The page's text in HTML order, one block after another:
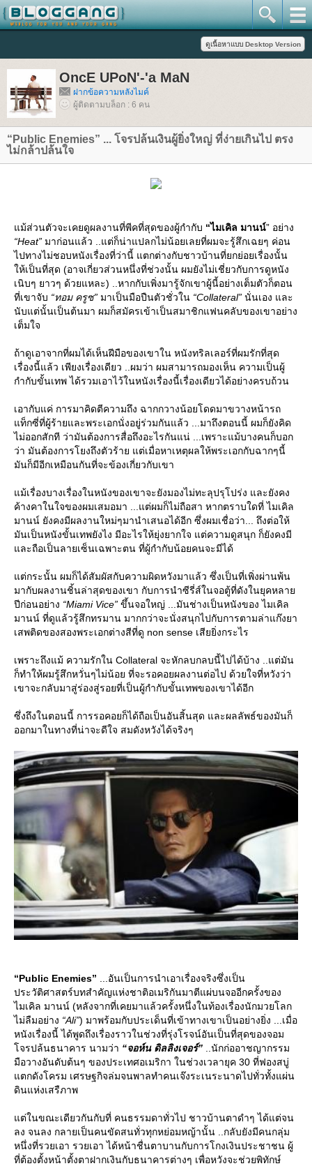
OncE UPoN'-'a MaN
ฝากข้อความหลังไมค์
ผู้ติดตามบล็อก : 6 คน
“Public Enemies” ... โจรปล้นเงินผู้ยิ่งใหญ่ ที่ง่ายเกินไป ตรง
ไม่กล้าปล้นใจ
ม้ส่วนตัวจะเคยดูผลงานที่พีคที่สุดของผู้กำกับ “ไมเคิล มานน์” อย่าง
“Heat” มาก่อนแล้ว ..แต่ก็น่าแปลกไม่น้อยเลยที่ผมจะรู้สึกเฉยๆ ค่อน
ไปทางไม่ชอบหนังเรื่องที่ว่านี้ แตกต่างกับชาวบ้านที่ยกย่อยเรื่องนั้น
ห้เป็นที่สุด (อาจเกี่ยวส่วนหนึ่งที่ช่วงนั้น ผมยังไม่เชี่ยวกับการดูหนัง
เนิบๆ ยาวๆ ด้วยแหละ) ..หากกับเพิ่งมารู้จักเขาผู้นี้อย่างเต็มตัวก็ตอน
ที่เขาจับ “ทอม ครูซ” มาเป็นมือปืนตัวชั่วใน “Collateral” นั่นเอง และ
นับแต่นั้นเป็นต้นมา ผมก็สมัครเข้าเป็นสมาชิกแฟนคลับของเขาอย่าง
เต็มใจ
ถ้าดูเอาจากที่ผมได้เห็นฝีมือของเขาใน หนังทริลเลอร์ที่ผมรักที่สุด
เรื่องนี้แล้ว เพียงเรื่องเดียว ..ผมว่า ผมสามารถมองเห็น ความเป็นผู้
กำกับขั้นเทพ ได้รวมเอาไว้ในหนังเรื่องนี้เรื่องเดียวได้อย่างครบถ้วน
เอากับแค่ การมาคิดตีความถึง ฉากกวางน้อยโดดมาขวางหน้ารถ
ท็กซี่ที่ผู้ร้ายและพระเอกนั่งอยู่ร่วมกันแล้ว ...มาถึงตอนนี้ ผมก็ยังคิด
ไม่ออกสักที ว่ามันต้องการสื่อถึงอะไรกันแน่ ...เพราะแม้บางคนก็บอก
ว่า มันต้องการโยงถึงตัวร้าย แต่เมื่อหาเหตุผลให้พระเอกกับฉากๆนี้
มันก็มีอีกเหมือนกันที่จะข้องเกี่ยวกับเขา
ม้เรื่องบางเรื่องในหนังของเขาจะยังมองไม่ทะลุปรุโปร่ง และยังคง
ค้างคาในใจของผมเสมอมา ...แต่ผมก็ไม่ถือสา หากตราบใดที่ ไมเคิล
มานน์ ยังคงมีผลงานใหม่ๆมานำเสนอได้อีก ซึ่งผมเชื่อว่า... ถึงต่อให้
มันเป็นหนังขั้นเทพยังไง มีอะไรให้ยุ่งยากใจ แต่ความดูสนุก ก็ยังคงมี
ละถือเป็นลายเซ็นเฉพาะตน ที่ผู้กำกับน้อยคนจะมีได้
ต่กระนั้น ผมก็ได้สัมผัสกับความผิดหวังมาแล้ว ซึ่งเป็นที่เพิ่งผ่านพ้น
มากับผลงานชิ้นล่าสุดของเขา กับการนำซีรี่ส์ในจอตู้ที่ดังในยุคหลา
ปีก่อนอย่าง “Miami Vice” ขึ้นจอใหญ่ ...มันช่างเป็นหนังของ ไมเคิล
มานน์ ที่ดูแล้วรู้สึกทรมาน มากกว่าจะนั่งสนุกไปกับการตามล่าแก๊งยา
เสพติดของสองพระเอกต่างสีที่ดู non sense เสียยิ่งกระไร
เพราะถึงแม้ ความรักใน Collateral จะหักลบกลบนี้ไปได้บ้าง ..แต่มัน
ก็ทำให้ผมรู้สึกหวั่นๆไม่น้อย ที่จะรอคอยผลงานต่อไป ด้วยใจที่หวังว่า
เขาจะกลับมาสู่ร่องสู่รอยที่เป็นผู้กำกับขั้นเทพของเขาได้อีก
ซึ่งถึงในตอนนี้ การรอคอยก็ได้ถือเป็นอันสิ้นสุด และผลลัพธ์ของมันก็
ออกมาในทางที่น่าจะดีใจ สมดังหวังได้จริงๆ
“Public Enemies” ...อันเป็นการนำเอาเรื่องจริงซึ่งเป็น
ประวัติศาสตร์บทสำคัญแห่งชาติอเมริกันมาตีแผ่บนจออีกครั้งของ
ไมเคิล มานน์ (หลังจากที่เคยมาแล้วครั้งหนึ่งในท้องเรื่องนักมวยโลก
ไม่ลืมอย่าง “Ali”) มาพร้อมกับประเด็นที่เข้าทางเขาเป็นอย่างยิ่ง ...เมื่อ
หนังเรื่องนี้ ได้พูดถึงเรื่องราวในช่วงที่รุ่งโรจน์อันเป็นที่สุดของจอม
จรปล้นธนาคาร นามว่า “จอห์น ดิลลิงเจอร์” ..นักก่ออาชญากรรม
มือวางอันดับต้นๆ ของประเทศอเมริกา ในช่วงเวลายุค 30 ที่ฟองสบู่
ตกดังโครม เศรษฐกิจล่มจนพาลทำคนเจ๊งระเนระนาดไปทั่วทั้งแผ่น
ดินแห่งเสรืภาพ
ต่ในขณะเดียวกันกับที่ คนธรรมดาทั่วไป ชาวบ้านตาดำๆ ได้แต่จน
ลง จนลง กลายเป็นคนขัดสนทั่วทุกหย่อมหญ้านั้น ..กลับยังมีคนกลุ่ม
หนึ่งที่รวยเอา รวยเอา ได้หน้าชื่นตาบานกับการโกงเงินประชาชน ผู้
ที่ต้องตั้งหน้าตั้งตาฝากเงินกับธนาคารต่างๆ เพื่อหวังจะช่วยพิทักษ์